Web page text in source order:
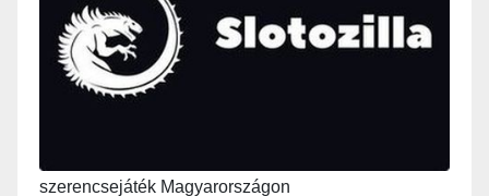
szerencsejáték Magyarországon